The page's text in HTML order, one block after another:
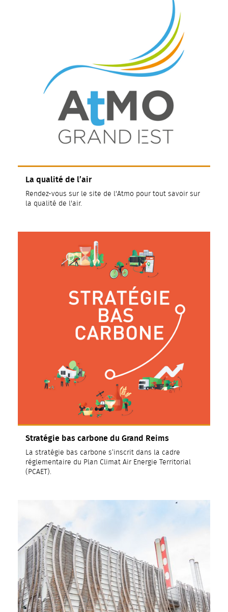
La qualité de l’air
Rendez-vous sur le site de l'Atmo pour tout savoir sur
la qualité de l'air.
Stratégie bas carbone du Grand Reims
La stratégie bas carbone s’inscrit dans la cadre
réglementaire du Plan Climat Air Energie Territorial
(PCAET).